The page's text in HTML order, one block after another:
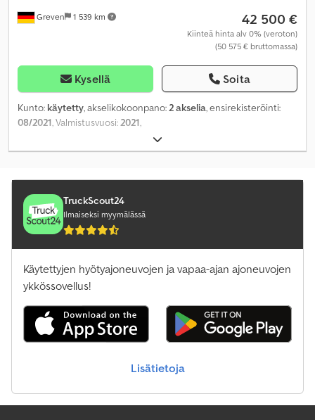
Greven 1 539 km 42 500 €
Kiinteä hinta alv 0% (veroton)
(50 575 € bruttomassa)
Kysellä Soita
Kunto: käytetty, akselikokoonpano: 2 akselia, ensirekisteröinti:
08/2021 , Valmistusvuosi: 2021
TruckScout24
Ilmaiseksi myymälässä
Käytettyjen hyötyajoneuvojen ja vapaa-ajan ajoneuvojen
ykkössovellus!
Lisätietoja